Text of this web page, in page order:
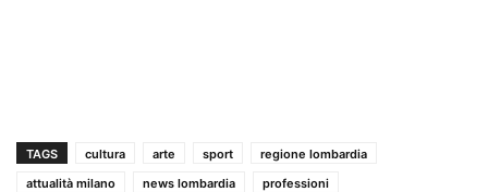
TAGS cultura arte sport
regione lombardia
attualità milano
news lombardia
professioni